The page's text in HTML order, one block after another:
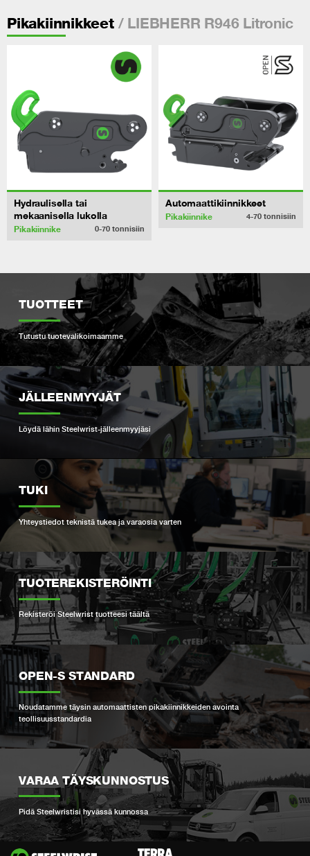
Pikakiinnikkeet/ LIEBHERR R946 Litronic
Hydraulisella tai
mekaanisella lukolla
Pikakiinnike 0-70 tonnisiin
Automaattikiinnikkeet
Pikakiinnike 4-70 tonnisiin
TUOTTEET
Tutustu tuotevalikoimaamme
JÄLLEENMYYJÄT
Löydä lähin Steelwrist-jälleenmyyjäsi
TUKI
Yhteystiedot teknistä tukea ja varaosia varten
TUOTEREKISTERÖINTI
Rekisteröi Steelwrist tuotteesi täältä
OPEN-S STANDARD
Noudatamme täysin automaattisten pikakiinnikkeiden avointa
teollisuusstandardia
VARAA TÄYSKUNNOSTUS
Pidä Steelwristisi hyvässä kunnossa